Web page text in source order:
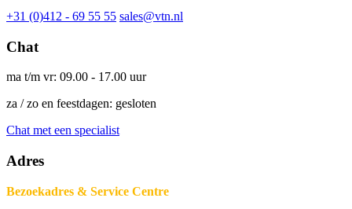
+31 (0)412 - 69 55 55 sales@vtn.nl
Chat
ma t/m vr: 09.00 - 17.00 uur
za / zo en feestdagen: gesloten
Chat met een specialist
Adres
Bezoekadres & Service Centre